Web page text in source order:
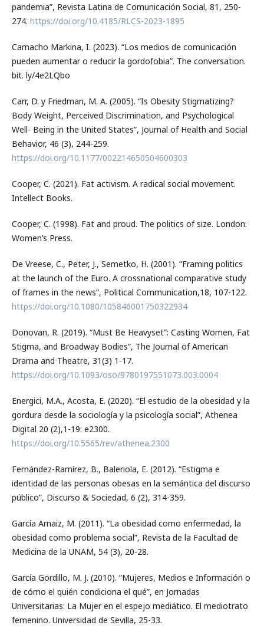
pandemia”, Revista Latina de Comunicación Social, 81, 250-
274. https://doi.org/10.4185/RLCS-2023-1895
Camacho Markina, I. (2023). “Los medios de comunicación
pueden aumentar o reducir la gordofobia”. The conversation.
bit. ly/4e2LQbo
Carr, D. y Friedman, M. A. (2005). “Is Obesity Stigmatizing?
Body Weight, Perceived Discrimination, and Psychological
Well- Being in the United States”, Journal of Health and Social
Behavior, 46 (3), 244-259.
https://doi.org/10.1177/002214650504600303
Cooper, C. (2021). Fat activism. A radical social movement.
Intellect Books.
Cooper, C. (1998). Fat and proud. The politics of size. London:
Women’s Press.
De Vreese, C., Peter, J., Semetko, H. (2001). “Framing politics
at the launch of the Euro. A crossnational comparative study
of frames in the news”, Political Communication,18, 107-122.
https://doi.org/10.1080/105846001750322934
Donovan, R. (2019). “Must Be Heavyset”: Casting Women, Fat
Stigma, and Broadway Bodies”, The Journal of American
Drama and Theatre, 31(3) 1-17.
https://doi.org/10.1093/oso/9780197551073.003.0004
Energici, M.A., Acosta, E. (2020). “El estudio de la obesidad y la
gordura desde la sociología y la psicología social”, Athenea
Digital 20 (2),1-19: e2300.
https://doi.org/10.5565/rev/athenea.2300
Fernández-Ramírez, B., Baleriola, E. (2012). “Estigma e
identidad de las personas obesas en la semántica del discurso
público”, Discurso & Sociedad, 6 (2), 314-359.
García Arnaiz, M. (2011). “La obesidad como enfermedad, la
obesidad como problema social”, Revista de la Facultad de
Medicina de la UNAM, 54 (3), 20-28.
García Gordillo, M. J. (2010). “Mujeres, Medios e Información o
de cómo el quién condiciona el qué”, en Jornadas
Universitarias: La Mujer en el espejo mediático. El mediotrato
femenino. Universidad de Sevilla, 25-33.